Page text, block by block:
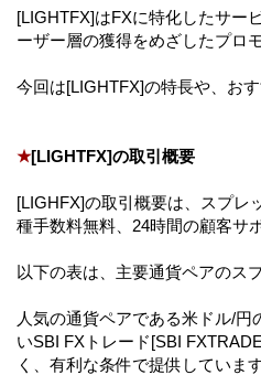
[LIGHTFX]はFXに特化したサー
ーザー層の獲得をめざしたプロ
今回は[LIGHTFX]の特長や、お
★[LIGHTFX]の取引概要
[LIGHFX]の取引概要は、スプレ
種手数料無料、24時間の顧客サ
以下の表は、主要通貨ペアのス
人気の通貨ペアである米ドル/
いSBI FXトレード[SBI
く、有利な条件で提供していま